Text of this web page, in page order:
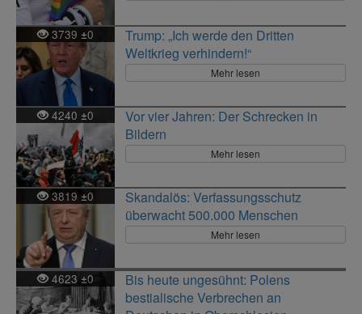
3739 ±0
Trump: „Ich werde den Dritten
Weltkrieg verhindern!“
Mehr lesen
4240 ±0
Vor vier Jahren: Der Schrecken in
Bildern
Mehr lesen
3819±0
Skandalös: Verfassungsschutz
überwacht 500.000 Menschen
Mehr lesen
4623 ±0
Bis heute ungesühnt: Polens
bestialische Verbrechen an